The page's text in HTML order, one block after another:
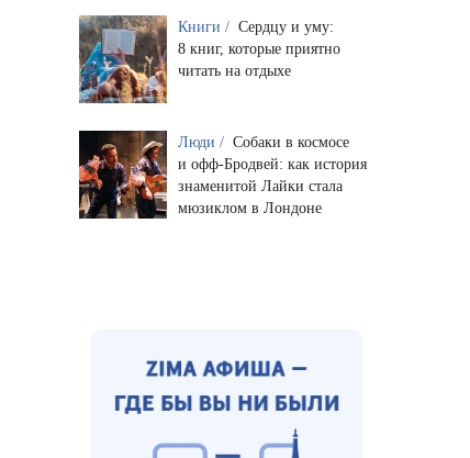
Книги / Сердцу и уму:
8 книг, которые приятно
читать на отдыхе
Люди / Собаки в космосе
и офф-Бродвей: как история
знаменитой Лайки стала
мюзиклом в Лондоне